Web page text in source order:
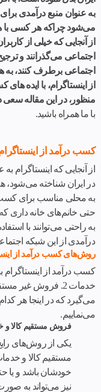
به عنوان منبع درآمدی
می‌شود چراکه هر کسی با
از آنجایی که خیلی از
اجتماعی می‌گذرانند و
اجتماعی برطرف کنند،
از اینستاگرام، با ایده
منظور، در این مقاله سعی
با ما همراه باشید.
کسب درآمد از
از آنجایی که اینستاگرام
در ایران شناخته می‌شود،
به محلی مناسب برای کسب
حتی خانم‌های خانه داری
به راحتی می‌توانند با
درآمدی از این شبکه
روش‌های کسب درآمد از
می‌گیرد که در اینجا هر
می‌نماییم.
فروش مستقیم کالا و
یکی از روش‌های
مستقیم کالا و
خودشان باشد و یا
نیز می‌تواند به